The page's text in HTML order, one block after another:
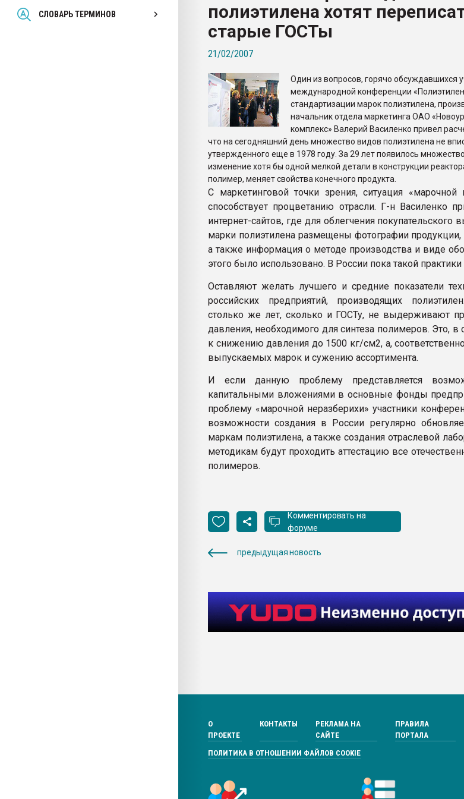
СЛОВАРЬ ТЕРМИНОВ
Всё, что касается выдува ПЭТ
бутылок
ПЕРЕЙТИ НА ФОРУМ
полиэтилена хотят
старые ГОСТы
21/02/2007
Один из вопросов, горячо обсуждавшихся
международной конференции
стандартизации марок полиэтилена,
начальник отдела маркетинга ОАО
комплекс» Валерий Василенко привел
что на сегодняшний день множество видов полиэтилена не
утвержденного еще в 1978 году. За 29 лет появилось
изменение хотя бы одной мелкой детали в конструкции
полимер, меняет свойства конечного продукта.
С маркетинговой точки зрения, ситуация «марочной
способствует процветанию отрасли. Г-н Василенко
интернет-сайтов, где для облегчения
марки полиэтилена размещены фотографии продукции,
а также информация о методе производства и виде
этого было использовано. В России пока такой практики
Оставляют желать лучшего и средние показатели
российских предприятий, производящих
столько же лет, сколько и ГОСТу, не выдерживают
давления, необходимого для синтеза полимеров. Это,
к снижению давления до 1500 кг/см2, а,
выпускаемых марок и сужению ассортимента.
И если данную проблему представляется
капитальными вложениями в основные фонды
проблему «марочной неразберихи» участники
возможности создания в России регулярно
маркам полиэтилена, а также создания отраслевой
методикам будут проходить аттестацию все
полимеров.
Комментировать на
форуме
предыдущая новость
О
ПРОЕКТЕ
КОНТАКТЫ
РЕКЛАМА НА
САЙТЕ
ПРАВИЛА
ПОРТАЛА
ПОЛИТИКА В ОТНОШЕНИИ ФАЙЛОВ COOKIE